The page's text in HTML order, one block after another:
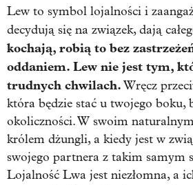
Lew to symbol lojalności i
decydują się na związek, dają
kochają, robią to bez
oddaniem. Lew nie jest tym,
trudnych chwilach.Wręcz
która będzie stać u twojego boku,
okoliczności. W swoim
królem dżungli, a kiedy jest w
swojego partnera z takim samym
Lojalność Lwa jest niezłomna, a